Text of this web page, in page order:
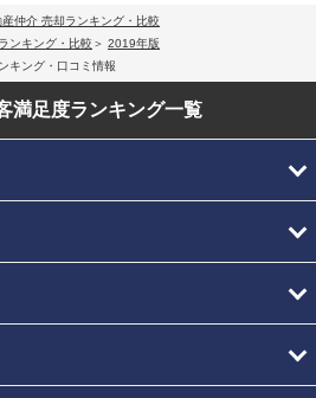
産仲介 売却ランキング・比較
ンキング・比較
2019年版
キング・口コミ情報
満足度ランキング一覧